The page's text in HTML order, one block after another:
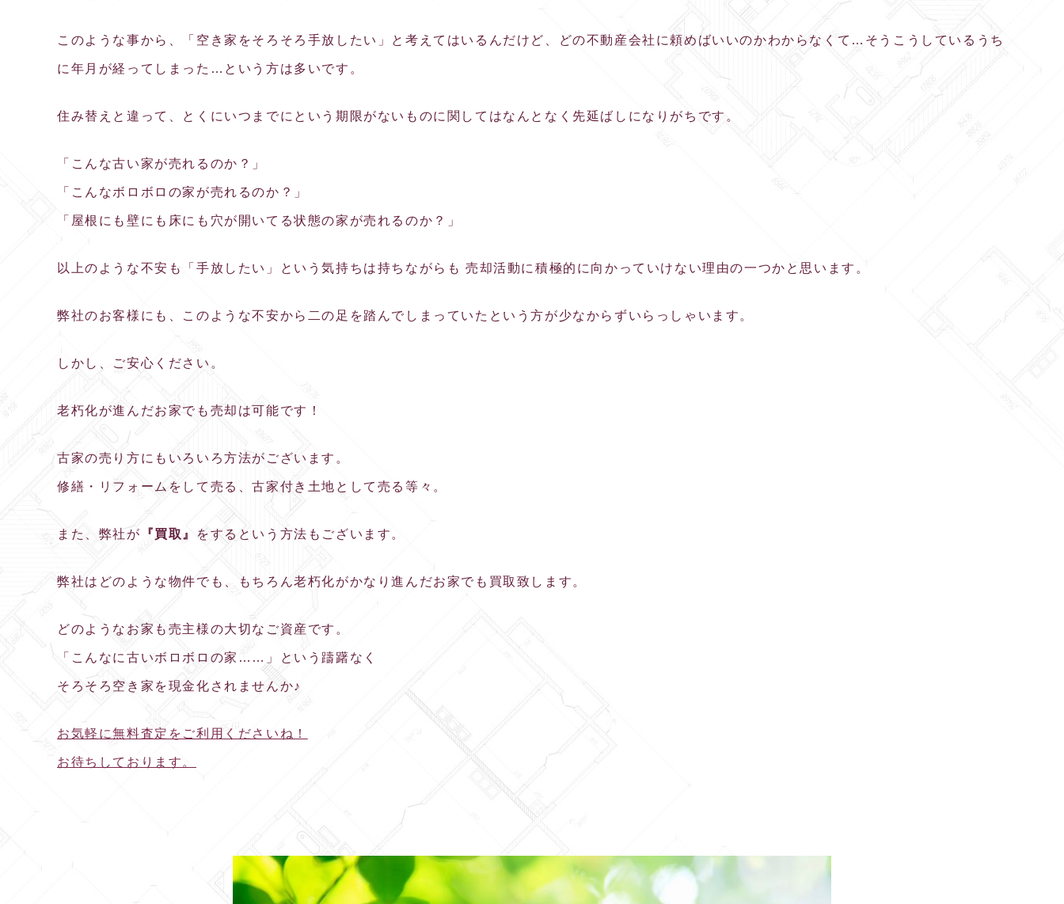
このような事から、「空き家をそろそろ手放したい」と考えてはいるんだけど、どの不動産会社に頼めばいいのかわからなくて…そうこうしているうち
に年月が経ってしまった…という方は多いです。
住み替えと違って、とくにいつまでにという期限がないものに関してはなんとなく先延ばしになりがちです。
「こんな古い家が売れるのか？」
「こんなボロボロの家が売れるのか？」
「屋根にも壁にも床にも穴が開いてる状態の家が売れるのか？」
以上のような不安も「手放したい」という気持ちは持ちながらも 売却活動に積極的に向かっていけない理由の一つかと思います。
弊社のお客様にも、このような不安から二の足を踏んでしまっていたという方が少なからずいらっしゃいます。
しかし、ご安心ください。
老朽化が進んだお家でも売却は可能です！
古家の売り方にもいろいろ方法がございます。
修繕・リフォームをして売る、古家付き土地として売る等々。
また、弊社が 『買取』 をするという方法もございます。
弊社はどのような物件でも、もちろん老朽化がかなり進んだお家でも買取致します。
どのようなお家も売主様の大切なご資産です。
「こんなに古いボロボロの家……」という躊躇なく
そろそろ空き家を現金化されませんか♪
お気軽に無料査定をご利用くださいね！
お待ちしております。